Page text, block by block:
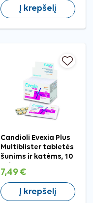
Į krepšelį
Candioli Evexia Plus
Multiblister tabletės
šunims ir katėms, 10
7,49 €
Į krepšelį